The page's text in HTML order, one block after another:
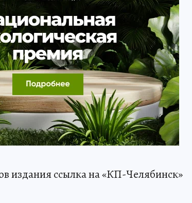
издания ссылка на «КП-Челябинск»